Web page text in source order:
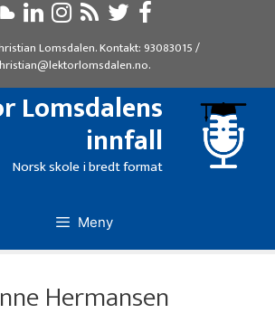
Lomsdalen. Kontakt: 93083015/
.
Lomsdalens
innfall
Norsk skole i bredt format
Meny
Hermansen